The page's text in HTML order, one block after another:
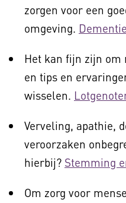
zorgen voor een
omgeving.
Het kan fijn zijn om
en tips en
wisselen.
Verveling, apathie,
veroorzaken
hierbij? Stemming
Om zorg voor